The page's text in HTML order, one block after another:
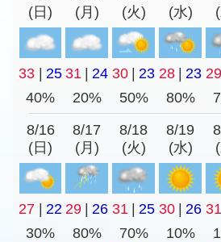
(日)
(月)
(火)
(水)
33 | 25 31 | 24 30 | 23 28 | 23 29
40%
20% 50% 80%
8/16
(日)
8/17
(月)
8/18
(火)
8/19
(水)
27 | 22 29 | 26 31 | 25 30 | 26 31
30%
80% 70% 10%